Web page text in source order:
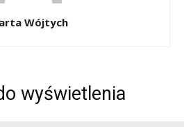
Wójtych
wyświetlenia